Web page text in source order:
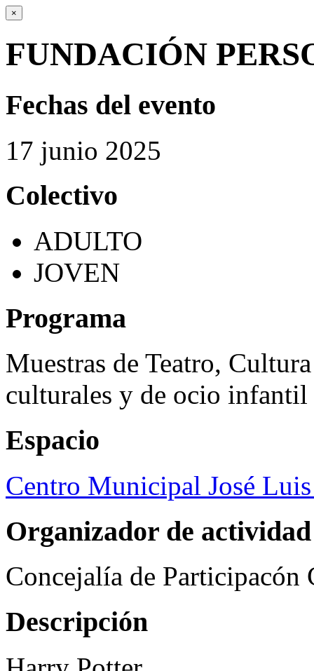
×
FUNDACIÓN
Fechas del evento
17 junio 2025
Colectivo
ADULTO
JOVEN
Programa
Muestras de Teatro,
culturales y de ocio infantil
Espacio
Centro Municipal José
Organizador de actividad
Concejalía de Participacón
Descripción